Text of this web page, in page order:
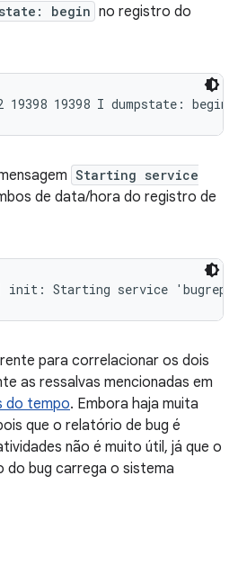
begin no registro do
19398 19398 I dumpstate: begin
Starting service
de data/hora do registro de
init: Starting service
para correlacionar os dois
as ressalvas mencionadas em
do tempo. Embora haja muita
que o relatório de bug é
não é muito útil, já que o
bug carrega o sistema